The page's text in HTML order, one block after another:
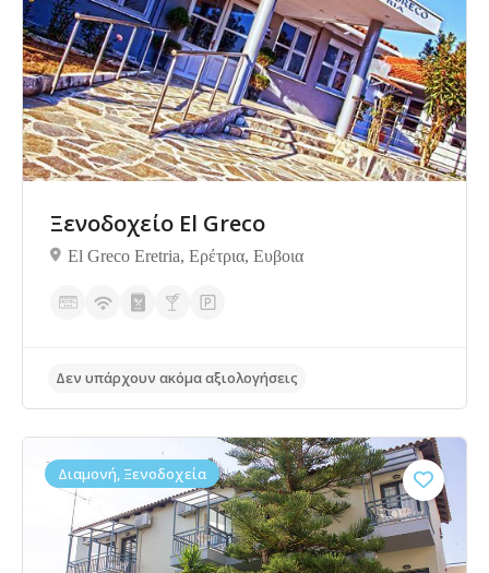
Δεν υπάρχουν ακόμα αξιολογήσεις
Ξενοδοχείο El Greco
El Greco Eretria, Ερέτρια, Ευβοια
Διαμονή, Ξενοδοχεία